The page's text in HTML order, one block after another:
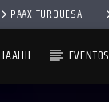
PAAX TURQUESA
EVENTOS